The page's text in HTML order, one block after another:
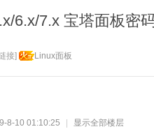
6.x/7.x 宝塔面板密
Linux面板
接]
8-10 01:10:25 显示全部楼层